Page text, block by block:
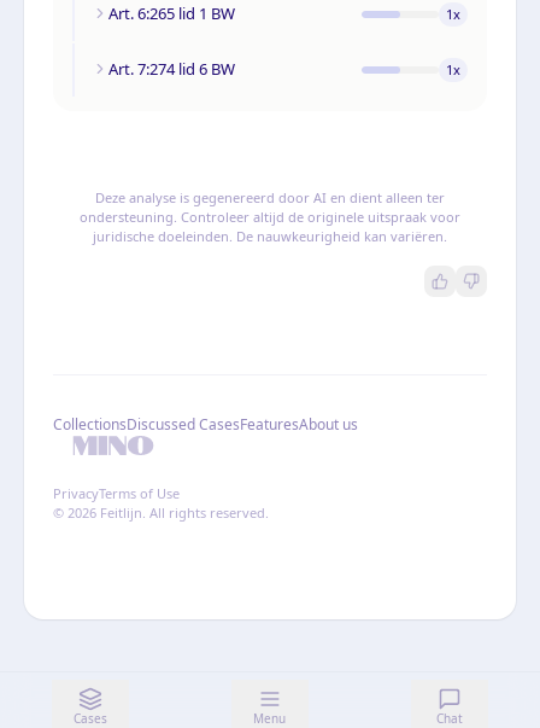
Cases Menu Chat
Art. 6:265 lid 1 BW 1x
Art. 7:274 lid 6 BW 1x
Deze analyse is gegenereerd door AI en dient alleen ter
ondersteuning. Controleer altijd de originele uitspraak voor
juridische doeleinden. De nauwkeurigheid kan variëren.
CollectionsDiscussed CasesFeaturesAbout us
PrivacyTerms of Use
© 2026 Feitlijn. All rights reserved.